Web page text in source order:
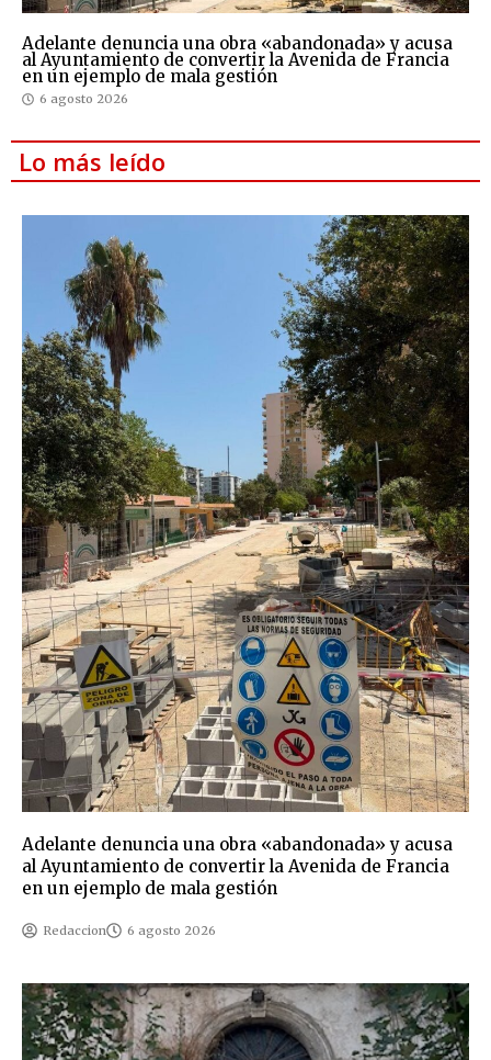
Adelante denuncia una obra «abandonada» y acusa
al Ayuntamiento de convertir la Avenida de Francia
en un ejemplo de mala gestión
6 agosto 2026
Lo más leído
Adelante denuncia una obra «abandonada» y acusa
al Ayuntamiento de convertir la Avenida de Francia
en un ejemplo de mala gestión
Redaccion 6 agosto 2026